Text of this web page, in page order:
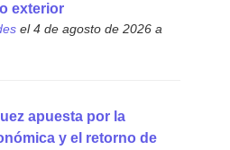
exterior
el 4 de agosto de 2026 a
apuesta por la
y el retorno de